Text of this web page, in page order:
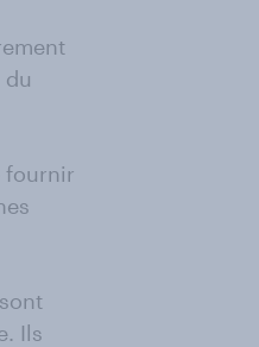
du
fournir
Ils